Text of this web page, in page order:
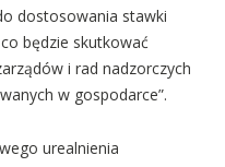
dostosowania stawki
będzie skutkować
i rad nadzorczych
w gospodarce”.
urealnienia